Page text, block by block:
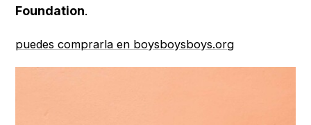
Foundation.
puedes comprarla en boysboysboys.org